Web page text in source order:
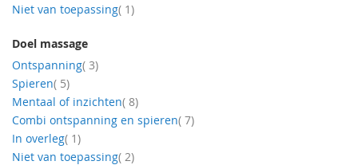
Niet van toepassing 1product
Doel massage
Ontspanning 3producten
Spieren 5producten
Mentaal of inzichten 8producten
Combi ontspanning en spieren 7producten
In overleg 1product
Niet van toepassing 2producten